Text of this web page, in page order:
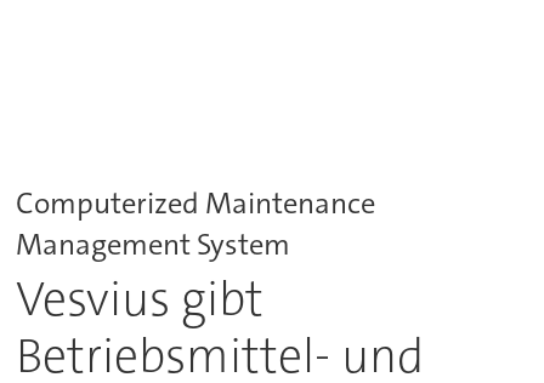
Computerized Maintenance
Management System
Vesvius gibt
Betriebsmittel- und